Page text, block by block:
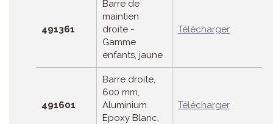
491361
Barre de
maintien
droite -
Gamme
enfants, jaune
Télécharger
491601
Barre droite,
600 mm,
Aluminium
Epoxy Blanc,
Télécharger